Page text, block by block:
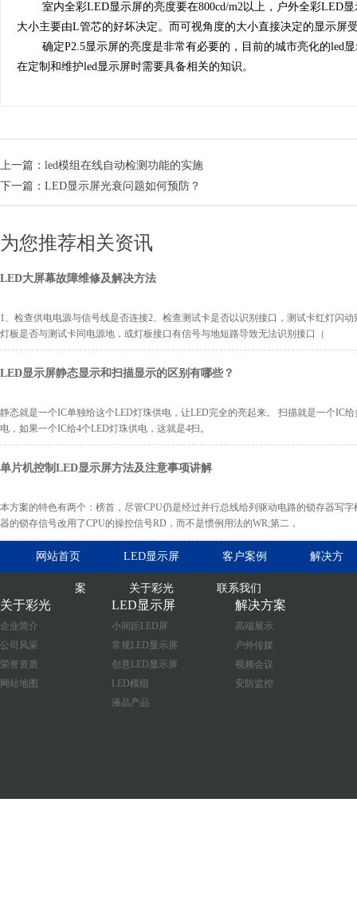
室内全彩LED显示屏的亮度要在800cd/m2以上，户外全彩LED
大小主要由L管芯的好坏决定。而可视角度的大小直接决定的显示屏
确定P2.5显示屏的亮度是非常有必要的，目前的城市亮化的led
在定制和维护led显示屏时需要具备相关的知识。
上一篇： led模组在线自动检测功能的实施
下一篇： LED显示屏光衰问题如何预防？
为您推荐相关资讯
LED大屏幕故障维修及解决方法
1、检查供电电源与信号线是否连接2、检查测试卡是否以识别接口，测试卡红灯闪
灯板是否与测试卡同电源地，或灯板接口有信号与地短路导致无法识别接口（
LED显示屏静态显示和扫描显示的区别有哪些？
静态就是一个IC单独给这个LED灯珠供电，让LED完全的亮起来。 扫描就是一个IC
电，如果一个IC给4个LED灯珠供电，这就是4扫。
单片机控制LED显示屏方法及注意事项讲解
本方案的特色有两个：榜首，尽管CPU仍是经过并行总线给列驱动电路的锁存器写
器的锁存信号改用了CPU的操控信号RD，而不是惯例用法的WR;第二，
网站首页 LED显示屏 客户案例 解决方
案 关于彩光 联系我们
关于彩光
企业简介
公司风采
荣誉资质
网站地图
LED显示屏
小间距LED屏
常规LED显示屏
创意LED显示屏
LED模组
液晶产品
解决方案
高端展示
户外传媒
视频会议
安防监控